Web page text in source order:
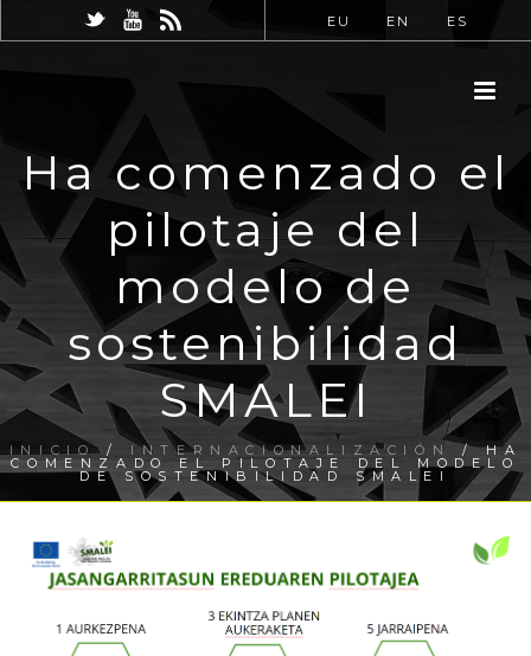
EU EN ES
Ha comenzado el
pilotaje del
modelo de
sostenibilidad
SMALEI
INICIO/ INTERNACIONALIZACIÓN / HA
COMENZADO EL PILOTAJE DEL MODELO
DE SOSTENIBILIDAD SMALEI